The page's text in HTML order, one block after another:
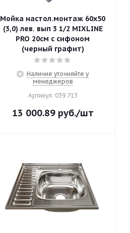
Мойка настол.монтаж 60х50
(3,0) лев. вып 3 1/2 MIXLINE
PRO 20см с сифоном
(черный графит)
Наличие уточняйте у
менеджеров
Артикул: 039 713
13 000.89руб./шт